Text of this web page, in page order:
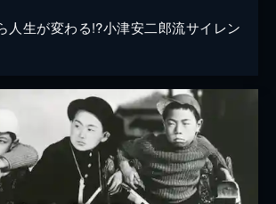
人生が変わる!?小津安二郎流サイレン